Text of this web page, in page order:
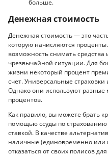
больше.
Денежная стоимость
Денежная стоимость — это
которую начисляются
возможность снимать средства
чрезвычайной ситуации. Для
жизни некоторый процент
счет. Универсальные
Однако они используют разные
процентов.
Как правило, вы можете брать
помощью ссуды по
ставкой. В качестве
наличные (единовременно или
отказаться от своих полисов